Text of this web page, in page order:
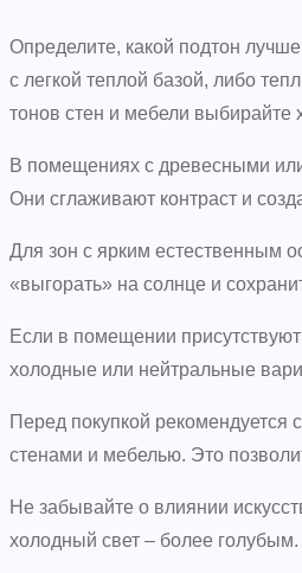
Определите, какой подтон
с легкой теплой базой, либо
тонов стен и мебели выбирайте
В помещениях с древесными
Они сглаживают контраст и
Для зон с ярким естественным
«выгорать» на солнце и
Если в помещении
холодные или нейтральные
Перед покупкой
стенами и мебелью. Это
Не забывайте о влиянии
холодный свет – более